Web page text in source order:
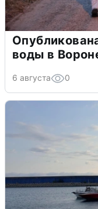
воды в
6 августа 0